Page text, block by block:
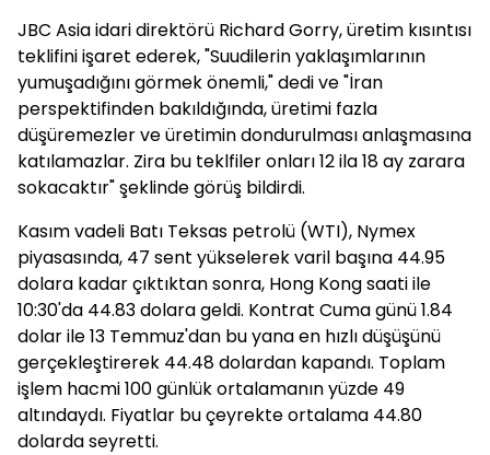
JBC Asia idari direktörü Richard Gorry, üretim kısıntısı
teklifini işaret ederek, "Suudilerin yaklaşımlarının
yumuşadığını görmek önemli," dedi ve "İran
perspektifinden bakıldığında, üretimi fazla
düşüremezler ve üretimin dondurulması anlaşmasına
katılamazlar. Zira bu teklfiler onları 12 ila 18 ay zarara
sokacaktır" şeklinde görüş bildirdi.
Kasım vadeli Batı Teksas petrolü (WTI), Nymex
piyasasında, 47 sent yükselerek varil başına 44.95
dolara kadar çıktıktan sonra, Hong Kong saati ile
10:30'da 44.83 dolara geldi. Kontrat Cuma günü 1.84
dolar ile 13 Temmuz'dan bu yana en hızlı düşüşünü
gerçekleştirerek 44.48 dolardan kapandı. Toplam
işlem hacmi 100 günlük ortalamanın yüzde 49
altındaydı. Fiyatlar bu çeyrekte ortalama 44.80
dolarda seyretti.